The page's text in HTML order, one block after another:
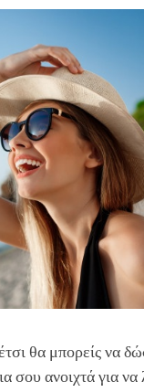
θα μπορείς να
σου ανοιχτά για